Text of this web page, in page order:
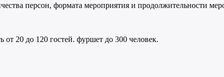
персон, формата мероприятия и продолжительности
20 до 120 гостей. фуршет до 300 человек.